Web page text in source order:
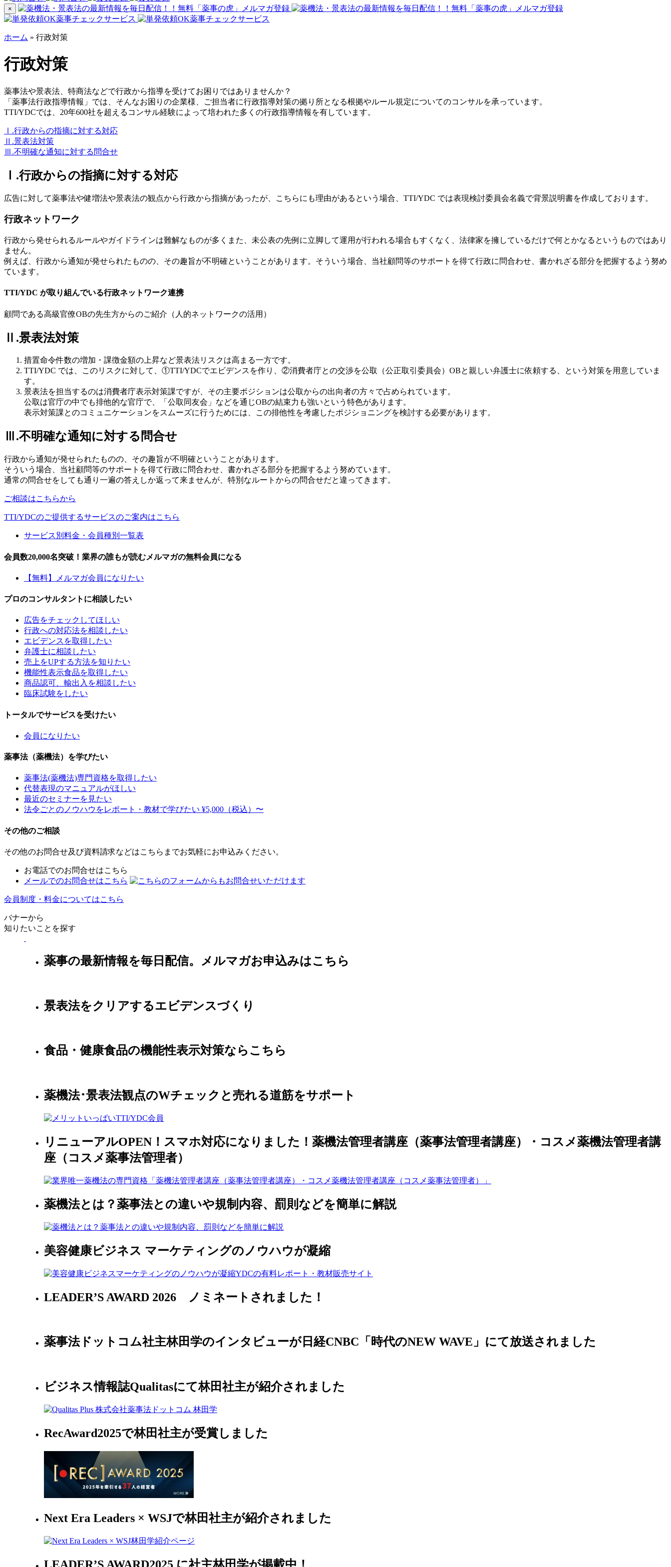
×
ホーム » 行政対策
行政対策
薬事法や景表法、特商法などで行政から指導を受けてお困りではありませんか？
「薬事法行政指導情報」では、そんなお困りの企業様、ご担当者に行政指導対策の拠り所となる根拠やルール規定についてのコンサルを承っています。
TTI/YDCでは、20年600社を超えるコンサル経験によって培われた多くの行政指導情報を有しています。
Ⅰ.行政からの指摘に対する対応
Ⅱ.景表法対策
Ⅲ.不明確な通知に対する問合せ
Ⅰ.行政からの指摘に対する対応
広告に対して薬事法や健増法や景表法の観点から行政から指摘があったが、こちらにも理由があるという場合、TTI/YDC では表現検討委員会名義で背景説明書を作成しております。
行政ネットワーク
行政から発せられるルールやガイドラインは難解なものが多くまた、未公表の先例に立脚して運用が行われる場合もすくなく、法律家を擁しているだけで何とかなるというものではあり
ません。
例えば、行政から通知が発せられたものの、その趣旨が不明確ということがあります。そういう場合、当社顧問等のサポートを得て行政に問合わせ、書かれざる部分を把握するよう努め
ています。
TTI/YDC が取り組んでいる行政ネットワーク連携
顧問である高級官僚OBの先生方からのご紹介（人的ネットワークの活用）
Ⅱ.景表法対策
措置命令件数の増加・課徴金額の上昇など景表法リスクは高まる一方です。
TTI/YDC では、このリスクに対して、①TTI/YDCでエビデンスを作り、②消費者庁との交渉を公取（公正取引委員会）OBと親しい弁護士に依頼する、という対策を用意していま
す。
景表法を担当するのは消費者庁表示対策課ですが、その主要ポジションは公取からの出向者の方々で占められています。
公取は官庁の中でも排他的な官庁で、「公取同友会」などを通じOBの結束力も強いという特色があります。
表示対策課とのコミュニケーションをスムーズに行うためには、この排他性を考慮したポジショニングを検討する必要があります。
Ⅲ.不明確な通知に対する問合せ
行政から通知が発せられたものの、その趣旨が不明確ということがあります。
そういう場合、当社顧問等のサポートを得て行政に問合わせ、書かれざる部分を把握するよう努めています。
通常の問合せをしても通り一遍の答えしか返って来ませんが、特別なルートからの問合せだと違ってきます。
ご相談はこちらから
TTI/YDCのご提供するサービスのご案内はこちら
サービス別料金・会員種別一覧表
会員数20,000名突破！業界の誰もが読むメルマガの無料会員になる
【無料】メルマガ会員になりたい
プロのコンサルタントに相談したい
広告をチェックしてほしい
行政への対応法を相談したい
エビデンスを取得したい
弁護士に相談したい
売上をUPする方法を知りたい
機能性表示食品を取得したい
商品認可、輸出入を相談したい
臨床試験をしたい
トータルでサービスを受けたい
会員になりたい
薬事法（薬機法）を学びたい
薬事法(薬機法)専門資格を取得したい
代替表現のマニュアルがほしい
最近のセミナーを見たい
法令ごとのノウハウをレポート・教材で学びたい ¥5,000（税込）〜
その他のご相談
その他のお問合せ及び資料請求などはこちらまでお気軽にお申込みください。
お電話でのお問合せはこちら
メールでのお問合せはこちら
会員制度・料金についてはこちら
バナーから
知りたいことを探す
薬事の最新情報を毎日配信。メルマガお申込みはこちら
景表法をクリアするエビデンスづくり
食品・健康食品の機能性表示対策ならこちら
薬機法･景表法観点のWチェックと売れる道筋をサポート
リニューアルOPEN！スマホ対応になりました！薬機法管理者講座（薬事法管理者講座）・コスメ薬機法管理者講
座（コスメ薬事法管理者）
薬機法とは？薬事法との違いや規制内容、罰則などを簡単に解説
美容健康ビジネス マーケティングのノウハウが凝縮
LEADER’S AWARD 2026 ノミネートされました！
薬事法ドットコム社主林田学のインタビューが日経CNBC「時代のNEW WAVE」にて放送されました
ビジネス情報誌Qualitasにて林田社主が紹介されました
RecAward2025で林田社主が受賞しました
Next Era Leaders × WSJで林田社主が紹介されました
LEADER’S AWARD2025 に社主林田学が掲載中！